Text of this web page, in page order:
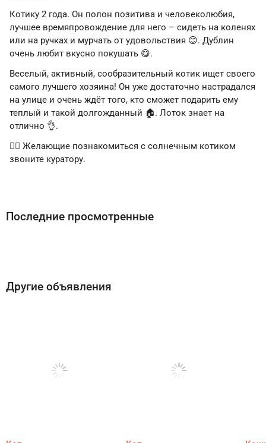
Котику 2 года. Он полон позитива и человеколюбия,
лучшее времяпровождение для него – сидеть на коленях
или на ручках и мурчать от удовольствия 😊. Дублин
очень любит вкусно покушать 😋.
Веселый, активный, сообразительный котик ищет своего
самого лучшего хозяина! Он уже достаточно настрадался
на улице и очень ждёт того, кто сможет подарить ему
теплый и такой долгожданный 🏠. Лоток знает на
отлично 👌.
🙋‍♂ Желающие познакомиться с солнечным котиком
звоните куратору.
Последние просмотренные
Другие объявления